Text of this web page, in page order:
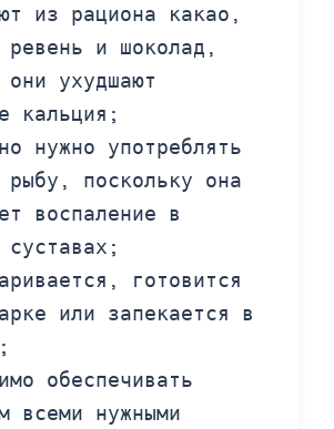
из рациона какао,
и шоколад,
ухудшают
кальция;
нужно употреблять
рыбу, поскольку она
воспаление в
суставах;
готовится
или запекается в
обеспечивать
всеми нужными